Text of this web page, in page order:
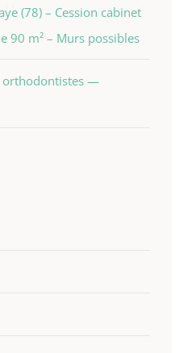
(78) – Cession cabinet
90 m² – Murs possibles
orthodontistes —